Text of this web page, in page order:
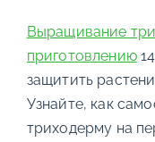
Выращивание
приготовлению
защитить
Узнайте, как
триходерму на